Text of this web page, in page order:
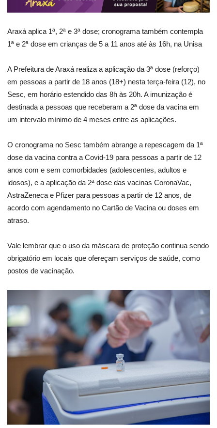
Araxá aplica 1ª, 2ª e 3ª dose; cronograma também contempla
1ª e 2ª dose em crianças de 5 a 11 anos até às 16h, na Unisa
A Prefeitura de Araxá realiza a aplicação da 3ª dose (reforço)
em pessoas a partir de 18 anos (18+) nesta terça-feira (12), no
Sesc, em horário estendido das 8h às 20h. A imunização é
destinada a pessoas que receberam a 2ª dose da vacina em
um intervalo mínimo de 4 meses entre as aplicações.
O cronograma no Sesc também abrange a repescagem da 1ª
dose da vacina contra a Covid-19 para pessoas a partir de 12
anos com e sem comorbidades (adolescentes, adultos e
idosos), e a aplicação da 2ª dose das vacinas CoronaVac,
AstraZeneca e Pfizer para pessoas a partir de 12 anos, de
acordo com agendamento no Cartão de Vacina ou doses em
atraso.
Vale lembrar que o uso da máscara de proteção continua sendo
obrigatório em locais que ofereçam serviços de saúde, como
postos de vacinação.